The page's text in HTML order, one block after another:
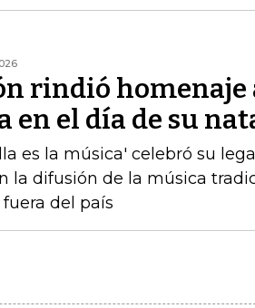
rindió homenaje
en el día de su
es la música' celebró su
la difusión de la música
del país